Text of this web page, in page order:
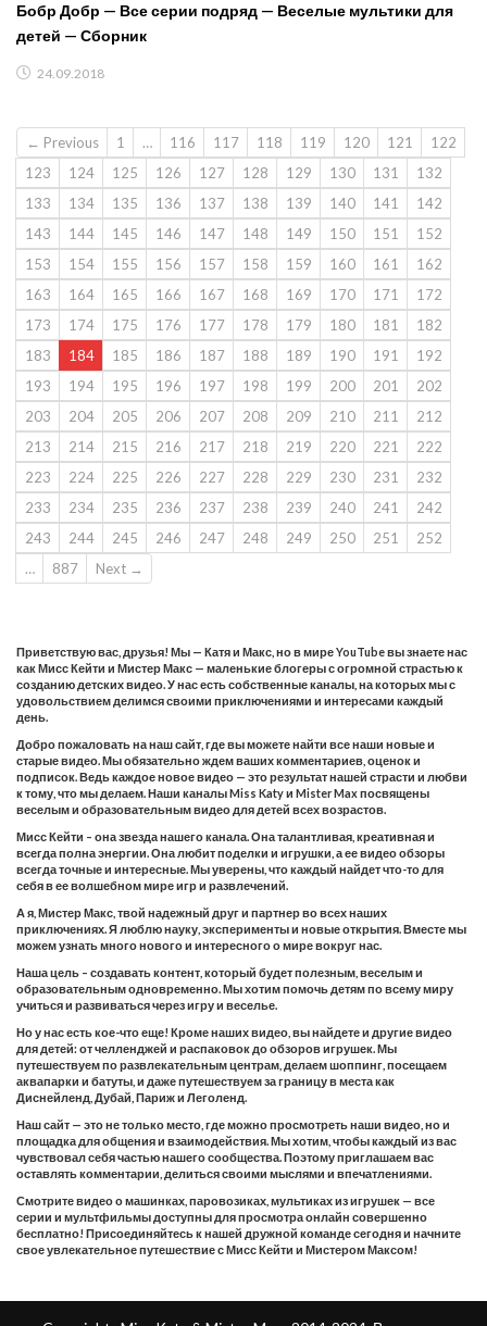
Бобр Добр — Все серии подряд — Веселые мультики для
детей — Сборник
24.09.2018
← Previous 1 … 116 117 118 119 120 121
122
123
124 125 126 127 128 129 130 131
132
133
134 135 136 137 138 139 140 141
142
143
144 145 146 147 148 149 150 151
152
153
154 155 156 157 158 159 160 161
162
163
164 165 166 167 168 169 170 171
172
173
174 175 176 177 178 179 180 181
182
183
184 185 186 187 188 189 190 191
192
193
194 195 196 197 198 199 200 201
202
203
204 205 206 207 208 209 210 211
212
213
214 215 216 217 218 219 220 221
222
223
224 225 226 227 228 229 230 231
232
233
234 235 236 237 238 239 240 241
242
243
244 245 246 247 248 249 250 251
252
…
887 Next →
Приветствую вас, друзья! Мы — Катя и Макс, но в мире YouTube вы знаете нас
как Мисс Кейти и Мистер Макс — маленькие блогеры с огромной страстью к
созданию детских видео. У нас есть собственные каналы, на которых мы с
удовольствием делимся своими приключениями и интересами каждый
день.
Добро пожаловать на наш сайт, где вы можете найти все наши новые и
старые видео. Мы обязательно ждем ваших комментариев, оценок и
подписок. Ведь каждое новое видео — это результат нашей страсти и любви
к тому, что мы делаем. Наши каналы Miss Katy и Mister Max посвящены
веселым и образовательным видео для детей всех возрастов.
Мисс Кейти – она звезда нашего канала. Она талантливая, креативная и
всегда полна энергии. Она любит поделки и игрушки, а ее видео обзоры
всегда точные и интересные. Мы уверены, что каждый найдет что-то для
себя в ее волшебном мире игр и развлечений.
А я, Мистер Макс, твой надежный друг и партнер во всех наших
приключениях. Я люблю науку, эксперименты и новые открытия. Вместе мы
можем узнать много нового и интересного о мире вокруг нас.
Наша цель – создавать контент, который будет полезным, веселым и
образовательным одновременно. Мы хотим помочь детям по всему миру
учиться и развиваться через игру и веселье.
Но у нас есть кое-что еще! Кроме наших видео, вы найдете и другие видео
для детей: от челленджей и распаковок до обзоров игрушек. Мы
путешествуем по развлекательным центрам, делаем шоппинг, посещаем
аквапарки и батуты, и даже путешествуем за границу в места как
Диснейленд, Дубай, Париж и Леголенд.
Наш сайт — это не только место, где можно просмотреть наши видео, но и
площадка для общения и взаимодействия. Мы хотим, чтобы каждый из вас
чувствовал себя частью нашего сообщества. Поэтому приглашаем вас
оставлять комментарии, делиться своими мыслями и впечатлениями.
Смотрите видео о машинках, паровозиках, мультиках из игрушек — все
серии и мультфильмы доступны для просмотра онлайн совершенно
бесплатно! Присоединяйтесь к нашей дружной команде сегодня и начните
свое увлекательное путешествие с Мисс Кейти и Мистером Максом!